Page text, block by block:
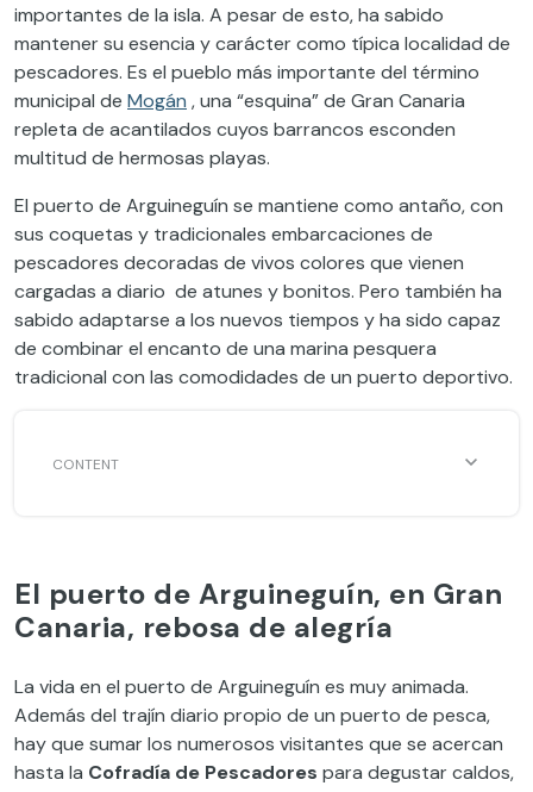
importantes de la isla. A pesar de esto, ha sabido
mantener su esencia y carácter como típica localidad de
pescadores. Es el pueblo más importante del término
municipal de Mogán , una “esquina” de Gran Canaria
repleta de acantilados cuyos barrancos esconden
multitud de hermosas playas.
El puerto de Arguineguín se mantiene como antaño, con
sus coquetas y tradicionales embarcaciones de
pescadores decoradas de vivos colores que vienen
cargadas a diario de atunes y bonitos. Pero también ha
sabido adaptarse a los nuevos tiempos y ha sido capaz
de combinar el encanto de una marina pesquera
tradicional con las comodidades de un puerto deportivo.
El puerto de Arguineguín, en Gran
Canaria, rebosa de alegría
La vida en el puerto de Arguineguín es muy animada.
Además del trajín diario propio de un puerto de pesca,
hay que sumar los numerosos visitantes que se acercan
hasta la Cofradía de Pescadores para degustar caldos,